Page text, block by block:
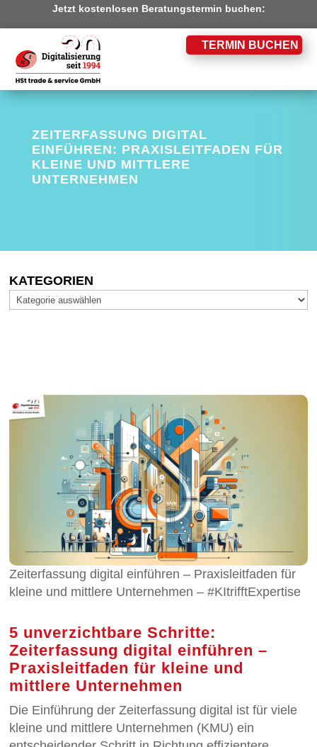
Jetzt kostenlosen Beratungstermin buchen:
TERMIN BUCHEN
ZEITERFASSUNG DIGITAL
EINFÜHREN: PRAXISLEITFADEN FÜR
KLEINE UND MITTLERE
UNTERNEHMEN
KATEGORIEN
Zeiterfassung digital einführen – Praxisleitfaden für
kleine und mittlere Unternehmen – #KItrifftExpertise
5 unverzichtbare Schritte:
Zeiterfassung digital einführen –
Praxisleitfaden für kleine und
mittlere Unternehmen
Die Einführung der Zeiterfassung digital ist für viele
kleine und mittlere Unternehmen (KMU) ein